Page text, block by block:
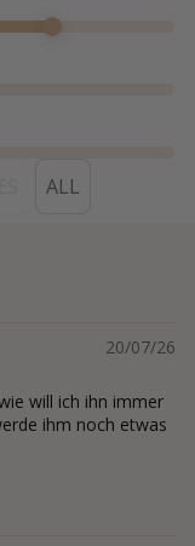
ALL
20/07/26
will ich ihn immer
ihm noch etwas